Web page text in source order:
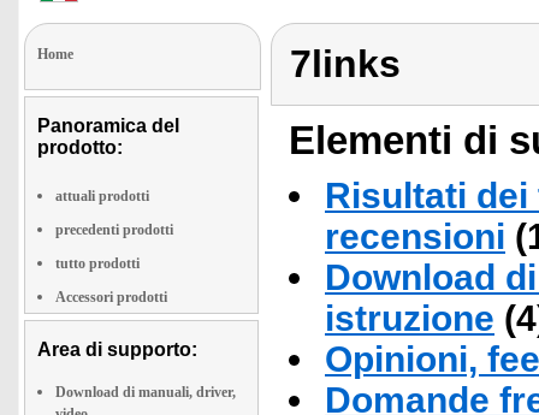
Home
Panoramica del
prodotto:
attuali prodotti
precedenti prodotti
tutto prodotti
Accessori prodotti
Area di supporto:
Download di manuali, driver,
7links
Elementi di
Risultati
recensioni
Download
istruzione
Opinioni,
Domande